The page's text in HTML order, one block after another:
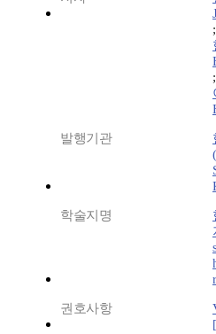
;
;
발행기관
학술지명
권호사항